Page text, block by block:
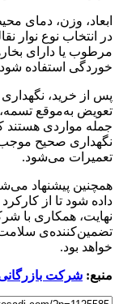
ابعاد، وزن، دمای
در انتخاب نوع نوار
مرطوب یا دارای
خوردگی استفاده
پس از خرید،
تعویض به‌موقع
جمله مواردی هستند
نگهداری صحیح
تعمیرات می‌شود.
همچنین پیشنهاد
داده شود تا از
نهایت، همکاری با
تضمین‌کننده‌ی سلامت
خواهد بود.
منبع: شرکت